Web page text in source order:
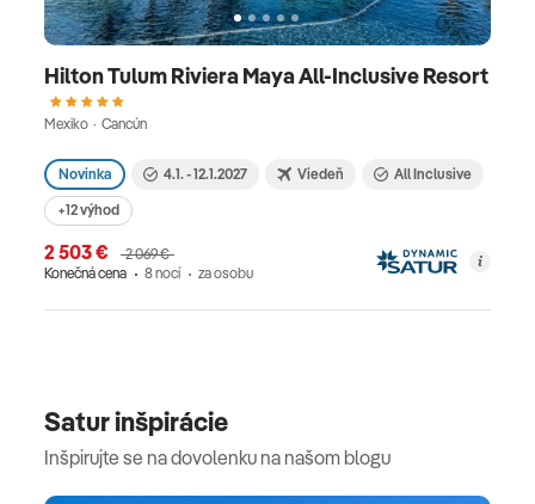
Hilton Tulum Riviera Maya All-Inclusive Resort
Mexiko · Cancún
Novinka 4.1. - 12.1.2027 Viedeň All Inclusive
+12 výhod
2 503 €
2 069 €
Konečná cena
8 nocí za osobu
Satur inšpirácie
Inšpirujte se na dovolenku na našom blogu